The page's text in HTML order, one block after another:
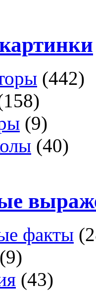
(442)
(9)
(40)
факты
(9)
(43)